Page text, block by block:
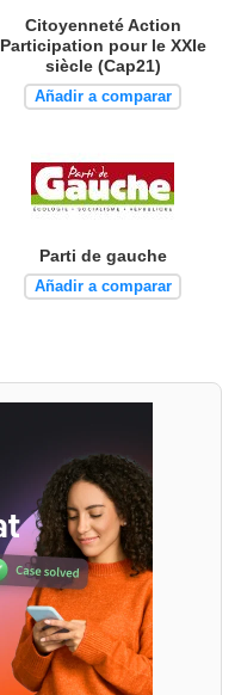
Citoyenneté Action
Participation pour le XXIe
siècle (Cap21)
Añadir a comparar
Parti de gauche
Añadir a comparar